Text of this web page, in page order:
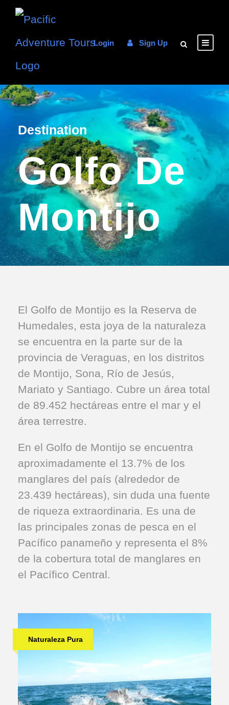
Login Sign Up
Destination
Golfo De
Montijo
El Golfo de Montijo es la Reserva de
Humedales, esta joya de la naturaleza
se encuentra en la parte sur de la
provincia de Veraguas, en los distritos
de Montijo, Sona, Río de Jesús,
Mariato y Santiago. Cubre un área total
de 89.452 hectáreas entre el mar y el
área terrestre.
En el Golfo de Montijo se encuentra
aproximadamente el 13.7% de los
manglares del país (alrededor de
23.439 hectáreas), sin duda una fuente
de riqueza extraordinaria. Es una de
las principales zonas de pesca en el
Pacífico panameño y representa el 8%
de la cobertura total de manglares en
el Pacífico Central.
Naturaleza Pura